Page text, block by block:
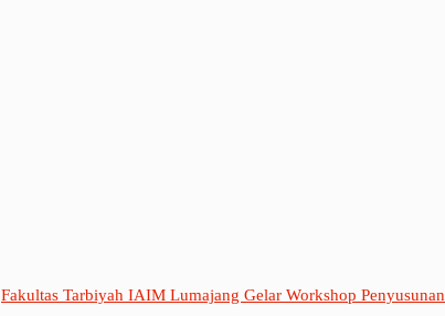
Fakultas Tarbiyah IAIM Lumajang Gelar Workshop Penyusunan